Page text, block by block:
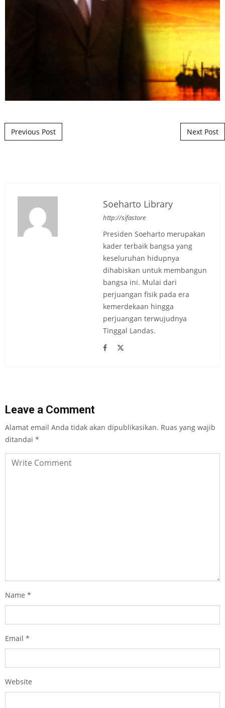
Post navigation
Previous Post Next Post
Soeharto Library
http://sifastore
Presiden Soeharto merupakan
kader terbaik bangsa yang
keseluruhan hidupnya
dihabiskan untuk membangun
bangsa ini. Mulai dari
perjuangan fisik pada era
kemerdekaan hingga
perjuangan terwujudnya
Tinggal Landas.
Leave a Comment
Alamat email Anda tidak akan dipublikasikan. Ruas yang wajib
ditandai *
Name *
Email *
Website